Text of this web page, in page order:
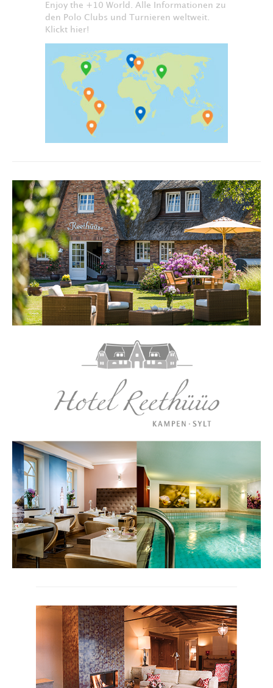
Enjoy the +10 World. Alle Informationen zu
den Polo Clubs und Turnieren weltweit.
Klickt hier!